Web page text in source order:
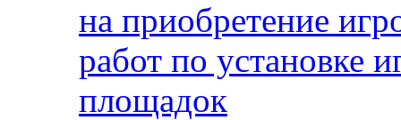
на приобретение
работ по установке
площадок